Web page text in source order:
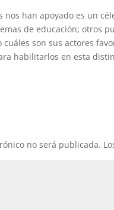
nos han apoyado es un
de educación; otros
cuáles son sus actores
habilitarlos en esta
no será publicada.